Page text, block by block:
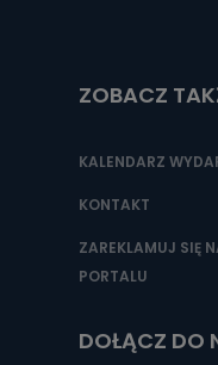
ZOBACZ
KALENDARZ
KONTAKT
ZAREKLAMUJ SIĘ
PORTALU
DOŁĄCZ DO